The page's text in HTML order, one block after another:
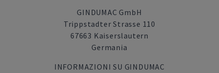
GINDUMAC GmbH
Trippstadter Strasse 110
67663 Kaiserslautern
Germania
INFORMAZIONI SU GINDUMAC